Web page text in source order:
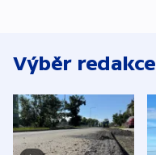
Výběr redakce